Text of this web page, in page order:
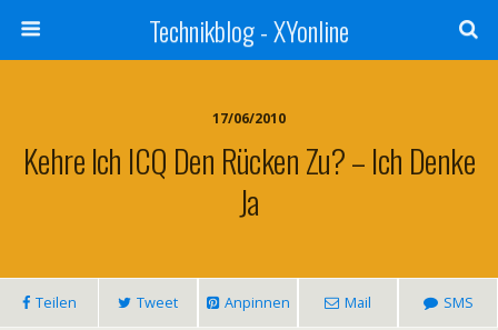
Technikblog - XYonline
17/06/2010
Kehre Ich ICQ Den Rücken Zu? – Ich Denke
Ja
Teilen Tweet Anpinnen Mail SMS